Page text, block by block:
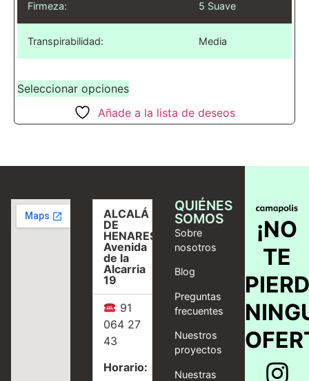
Firmeza: 5 Suave
Transpirabilidad: Media
Seleccionar opciones
Añade a la lista de deseos
ALCALÁ
DE
HENARES,
Avenida
de la
Alcarria
19
91
064 27
43
Horario:
QUIÉNES
SOMOS
Sobre
nosotros
Blog
Preguntas
frecuentes
Nuestros
proyectos
Nuestras
¡NO
TE